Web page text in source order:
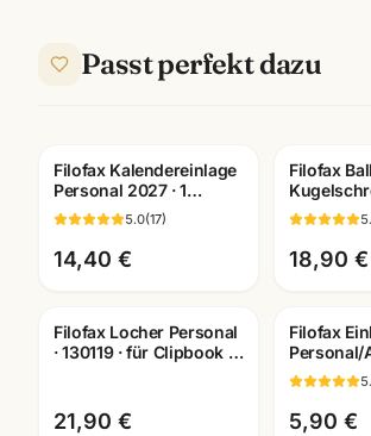
Passt perfekt dazu
Filofax Kalendereinlage
Personal 2027 · 1
Woche/2 Seiten
deutsch · Art. 27-68440
5.0(17)
14,40 €
Filofax
Mannheim
18,90 €
Filofax Locher Personal
· 130119 · für Clipbook +
21,90 €
Filofax
Personal/
kariert
Mannheim
5,90 €